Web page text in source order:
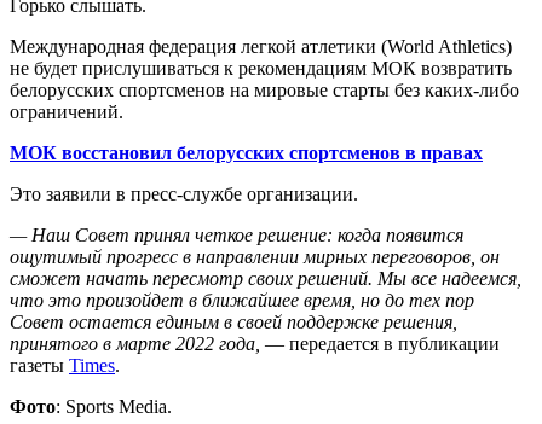
Горько слышать.
Международная федерация легкой атлетики (World Athletics)
не будет прислушиваться к рекомендациям МОК возвратить
белорусских спортсменов на мировые старты без каких-либо
ограничений.
МОК восстановил белорусских спортсменов в правах
Это заявили в пресс-службе организации.
— Наш Совет принял четкое решение: когда появится
ощутимый прогресс в направлении мирных переговоров, он
сможет начать пересмотр своих решений. Мы все надеемся,
что это произойдет в ближайшее время, но до тех пор
Совет остается единым в своей поддержке решения,
принятого в марте 2022 года, — передается в публикации
газеты Times.
Фото: Sports Media.